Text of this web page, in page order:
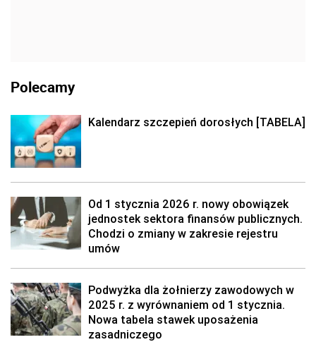
Polecamy
Kalendarz szczepień dorosłych [TABELA]
Od 1 stycznia 2026 r. nowy obowiązek
jednostek sektora finansów publicznych.
Chodzi o zmiany w zakresie rejestru
umów
Podwyżka dla żołnierzy zawodowych w
2025 r. z wyrównaniem od 1 stycznia.
Nowa tabela stawek uposażenia
zasadniczego